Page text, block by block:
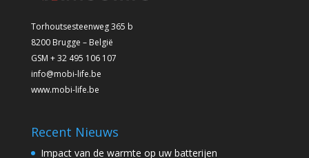
Torhoutsesteenweg 365 b
8200 Brugge – België
GSM + 32 495 106 107
info@mobi-life.be
www.mobi-life.be
Recent Nieuws
Impact van de warmte op uw batterijen